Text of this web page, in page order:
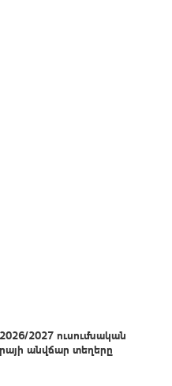
2027 ուսումնական
անվճար տեղերը